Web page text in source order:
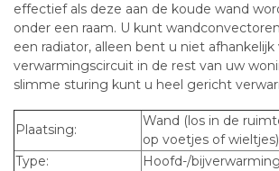
effectief als deze aan de koude wand
onder een raam. U kunt
een radiator, alleen bent u niet
verwarmingscircuit in de rest van uw
slimme sturing kunt u heel gericht
Plaatsing:
Wand (los in de
op voetjes of wieltjes)
Type:
Hoofd-/bijverwarming